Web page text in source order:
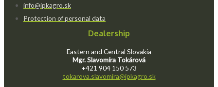
info@ipkagro.sk
Protection of personal data
Dealership
Eastern and Central Slovakia
Mgr. Slavomíra Tokárová
+421 904 150 573
tokarova.slavomira@ipkagro.sk